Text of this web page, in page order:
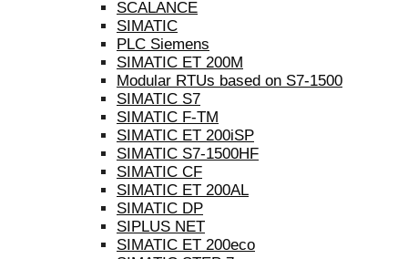
SCALANCE
SIMATIC
PLC Siemens
SIMATIC ET 200M
Modular RTUs based on S7-1500
SIMATIC S7
SIMATIC F-TM
SIMATIC ET 200iSP
SIMATIC S7-1500HF
SIMATIC CF
SIMATIC ET 200AL
SIMATIC DP
SIPLUS NET
SIMATIC ET 200eco